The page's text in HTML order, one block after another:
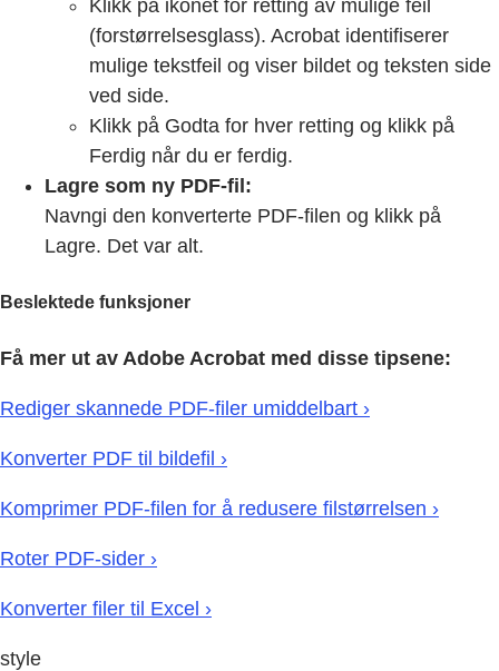
Klikk på ikonet for retting av mulige feil
(forstørrelsesglass). Acrobat identifiserer
mulige tekstfeil og viser bildet og teksten side
ved side.
Klikk på Godta for hver retting og klikk på
Ferdig når du er ferdig.
Lagre som ny PDF-fil:
Navngi den konverterte PDF-filen og klikk på
Lagre. Det var alt.
Beslektede funksjoner
Få mer ut av Adobe Acrobat med disse tipsene:
Rediger skannede PDF-filer umiddelbart ›
Konverter PDF til bildefil ›
Komprimer PDF-filen for å redusere filstørrelsen ›
Roter PDF-sider ›
Konverter filer til Excel ›
style